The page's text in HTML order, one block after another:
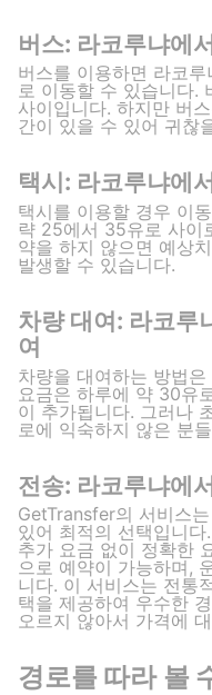
버스: 라코루냐에
버스를 이용하면 라코
로 이동할 수 있습니다.
사이입니다. 하지만 버
간이 있을 수 있어 귀찮
택시: 라코루냐에
택시를 이용할 경우 이
략 25에서 35유로 사이
약을 하지 않으면 예상
발생할 수 있습니다.
차량 대여: 라코루
여
차량을 대여하는 방법
요금은 하루에 약 30유
이 추가됩니다. 그러나
로에 익숙하지 않은 분
전송: 라코루냐에
GetTransfer의 서비스
있어 최적의 선택입니
추가 요금 없이 정확한
으로 예약이 가능하며,
니다. 이 서비스는 전통
택을 제공하여 우수한
오르지 않아서 가격에
경로를 따라 볼